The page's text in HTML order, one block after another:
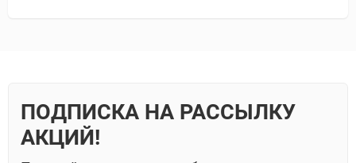
ПОДПИСКА НА РАССЫЛКУ
АКЦИЙ!